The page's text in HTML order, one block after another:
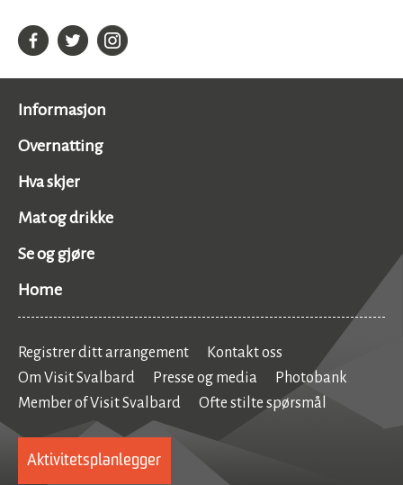
Informasjon
Overnatting
Hva skjer
Mat og drikke
Se og gjøre
Home
Registrer ditt arrangement
Kontakt oss
Om Visit Svalbard
Presse og media
Photobank
Member of Visit Svalbard
Ofte stilte spørsmål
Aktivitetsplanlegger